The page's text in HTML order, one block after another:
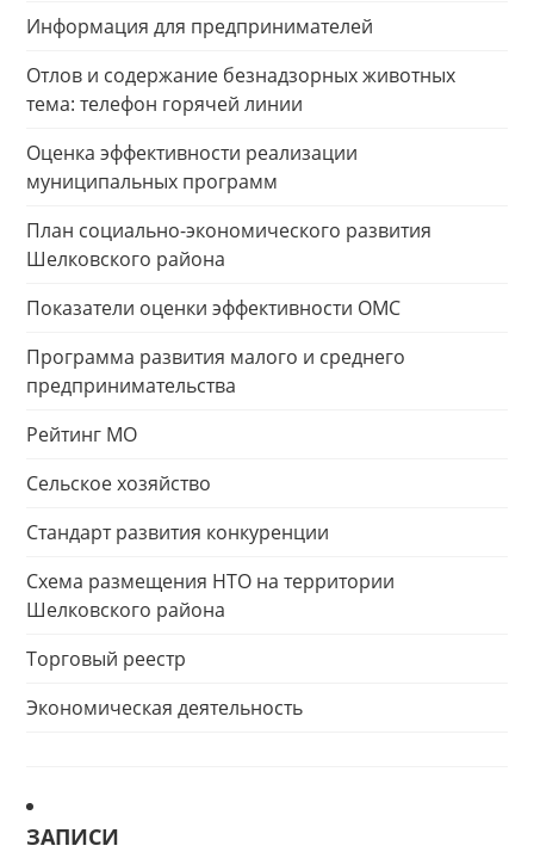
Информация для предпринимателей
Отлов и содержание безнадзорных животных
тема: телефон горячей линии
Оценка эффективности реализации
муниципальных программ
План социально-экономического развития
Шелковского района
Показатели оценки эффективности ОМС
Программа развития малого и среднего
предпринимательства
Рейтинг МО
Сельское хозяйство
Стандарт развития конкуренции
Схема размещения НТО на территории
Шелковского района
Торговый реестр
Экономическая деятельность
ЗАПИСИ